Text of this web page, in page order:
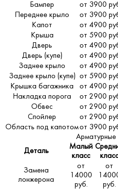
Бампер
от 3900
Переднее крыло
от 3900
Капот
от 4900
Крыша
от 5900
Дверь
от 4900
Дверь (купе)
от 4900
Заднее крыло
от 4900
Заднее крыло (купе) от 5900
Крышка багажника
от 4900
Накладка порога
от 2900
Обвес
от 2900
Спойлер
от 2900
Область под капотомот 3900
Арматурные
Деталь
Малый
класс
класс
Замена
лонжерона
от
14000
руб.
от
руб.